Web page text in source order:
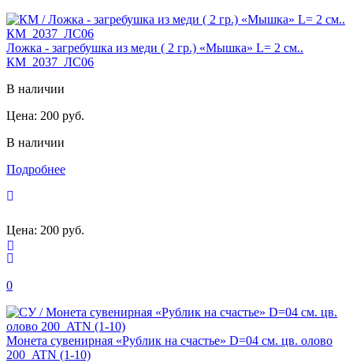
Ложка - загребушка из меди ( 2 гр.) «Мышка» L= 2 см..
КМ_2037_ЛС06
В наличии
Цена: 200 руб.
В наличии
Подробнее
Цена: 200 руб.
0
Монета сувенирная «Рублик на счастье» D=04 см. цв. олово
200_ATN (1-10)